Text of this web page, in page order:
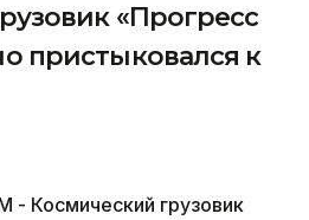
«Прогресс
пристыковался к
Космический грузовик